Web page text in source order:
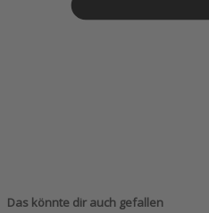
Das könnte dir auch gefallen